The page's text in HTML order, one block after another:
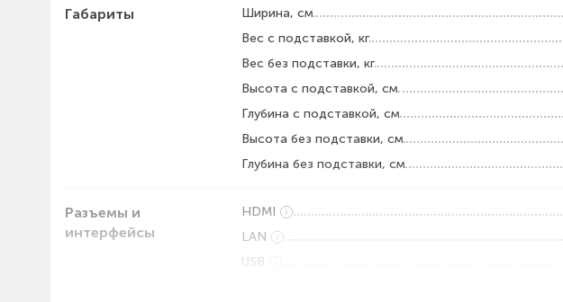
Габариты Ширина, см
Вес с подставкой, кг
Вес без подставки, кг
Высота с подставкой, см
Глубина с подставкой, см
Высота без подставки, см
Глубина без подставки, см
Разъемы и
интерфейсы
HDMI
LAN
USB